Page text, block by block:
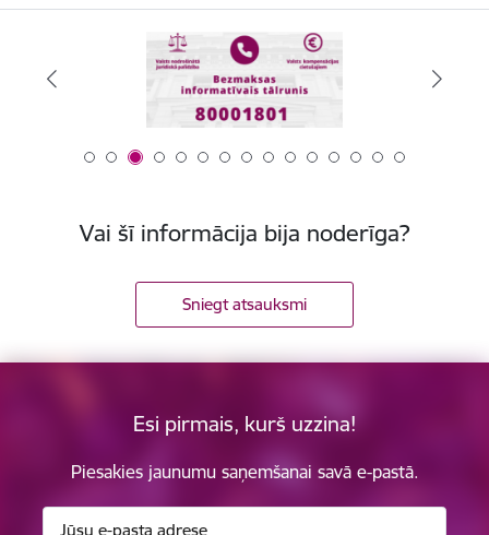
Vai šī informācija bija noderīga?
Sniegt atsauksmi
Esi pirmais, kurš uzzina!
Piesakies jaunumu saņemšanai savā e-pastā.